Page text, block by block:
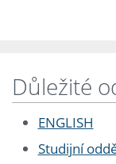
Důležité
ENGLISH
Studijní